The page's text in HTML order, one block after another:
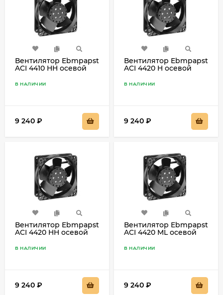
Вентилятор Ebmpapst
ACI 4410 HH осевой
В НАЛИЧИИ
9 240
Вентилятор Ebmpapst
ACI 4420 H осевой
В НАЛИЧИИ
9 240
Вентилятор Ebmpapst
ACI 4420 HH осевой
В НАЛИЧИИ
9 240
Вентилятор Ebmpapst
ACI 4420 ML осевой
В НАЛИЧИИ
9 240